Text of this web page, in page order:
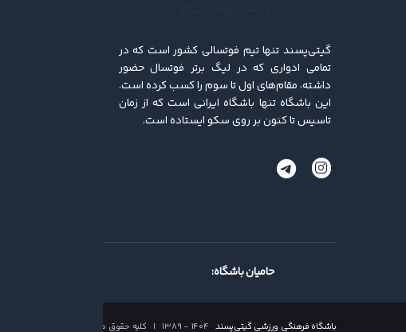
گیتی‌پسند تنها تیم فوتسالی کشور است که در
تمامی ادواری که در لیگ برتر فوتسال حضور
داشته، مقام‌های اول تا سوم را کسب کرده ‌است.
این باشگاه تنها باشگاه ایرانی است که از زمان
تاسیس تا کنون بر روی سکو ایستاده است.
حامیان باشگاه:
باشگاه فرهنگی ورزشی گیتی‌پسند۱۴۰۴ - ۱۳۸۹ | کلیه حقوق محفوظ است